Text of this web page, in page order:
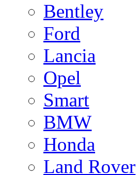
Bentley
Ford
Lancia
Opel
Smart
BMW
Honda
Land Rover